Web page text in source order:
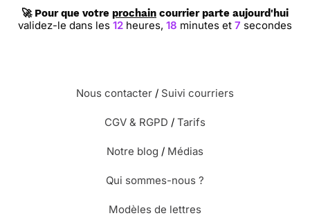
🚀 Pour que votre prochain courrier parte aujourd'hui
validez-le dans les 12heures, 18 minutes et 6 secondes
Nous contacter / Suivi courriers
CGV & RGPD / Tarifs
Notre blog / Médias
Qui sommes-nous ?
Modèles de lettres